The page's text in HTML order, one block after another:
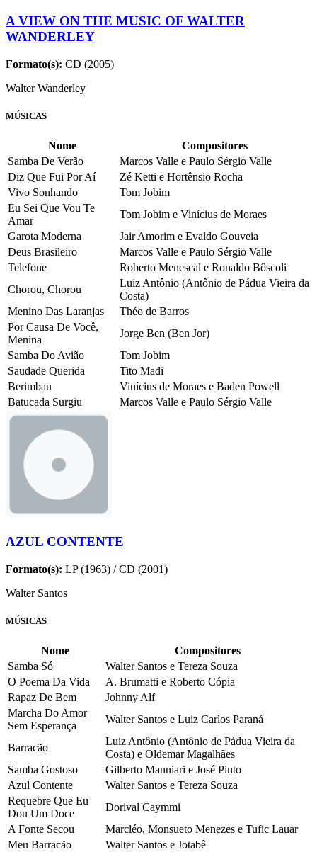
A VIEW ON THE MUSIC OF WALTER
WANDERLEY
Formato(s): CD (2005)
Walter Wanderley
MÚSICAS
Nome
Compositores
Samba De Verão
Marcos Valle e Paulo Sérgio Valle
Diz Que Fui Por Aí
Zé Ketti e Hortênsio Rocha
Vivo Sonhando
Tom Jobim
Eu Sei Que Vou Te
Amar
Tom Jobim e Vinícius de Moraes
Garota Moderna
Jair Amorim e Evaldo Gouveia
Deus Brasileiro
Marcos Valle e Paulo Sérgio Valle
Telefone
Roberto Menescal e Ronaldo Bôscoli
Chorou, Chorou
Luiz Antônio (Antônio de Pádua Vieira da
Costa)
Menino Das Laranjas
Théo de Barros
Por Causa De Você,
Menina
Jorge Ben (Ben Jor)
Samba Do Avião
Tom Jobim
Saudade Querida
Tito Madi
Berimbau
Vinícius de Moraes e Baden Powell
Batucada Surgiu
Marcos Valle e Paulo Sérgio Valle
AZUL CONTENTE
Formato(s): LP (1963) / CD (2001)
Walter Santos
MÚSICAS
Nome
Compositores
Samba Só
Walter Santos e Tereza Souza
O Poema Da Vida
A. Brumatti e Roberto Cópia
Rapaz De Bem
Johnny Alf
Marcha Do Amor
Sem Esperança
Walter Santos e Luiz Carlos Paraná
Barracão
Luiz Antônio (Antônio de Pádua Vieira da
Costa) e Oldemar Magalhães
Samba Gostoso
Gilberto Manniari e José Pinto
Azul Contente
Walter Santos e Tereza Souza
Requebre Que Eu
Dou Um Doce
Dorival Caymmi
A Fonte Secou
Marcléo, Monsueto Menezes e Tufic Lauar
Meu Barracão
Walter Santos e Jotabê